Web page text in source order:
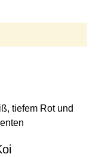
tiefem Rot und